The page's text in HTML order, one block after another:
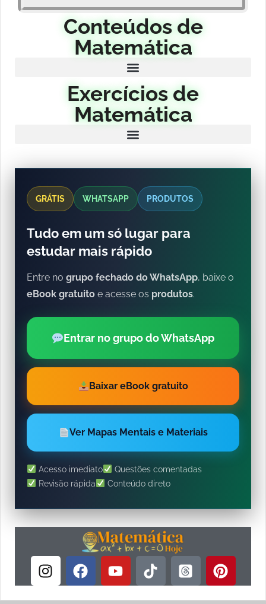
Conteúdos de
Matemática
Exercícios de
Matemática
GRÁTIS WHATSAPP PRODUTOS
Tudo em um só lugar para
estudar mais rápido
Entre no grupo fechado do WhatsApp, baixe o
eBook gratuito e acesse os produtos.
Entrar no grupo do WhatsApp
Baixar eBook gratuito
Ver Mapas Mentais e Materiais
Acesso imediato
Questões comentadas
Revisão rápida
Conteúdo direto